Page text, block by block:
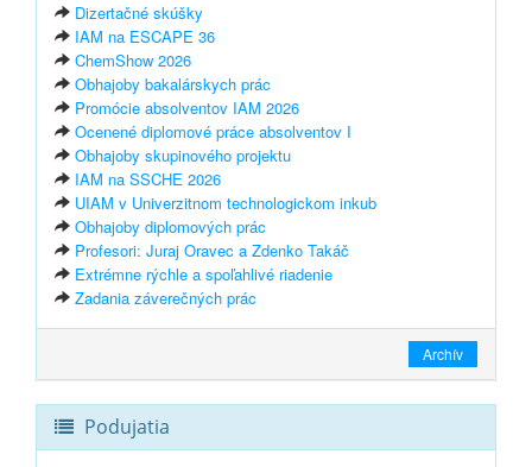
Dizertačné skúšky
IAM na ESCAPE 36
ChemShow 2026
Obhajoby bakalárskych prác
Promócie absolventov IAM 2026
Ocenené diplomové práce absolventov I
Obhajoby skupinového projektu
IAM na SSCHE 2026
UIAM v Univerzitnom technologickom inkub
Obhajoby diplomových prác
Profesori: Juraj Oravec a Zdenko Takáč
Extrémne rýchle a spoľahlivé riadenie
Zadania záverečných prác
Archív
Podujatia